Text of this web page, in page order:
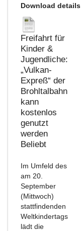
Download details
Freifahrt für
Kinder &
Jugendliche:
„Vulkan-
Expreß“ der
Brohltalbahn
kann
kostenlos
genutzt
werden
Beliebt
Im Umfeld des
am 20.
September
(Mittwoch)
stattfindenden
Weltkindertags
lädt die